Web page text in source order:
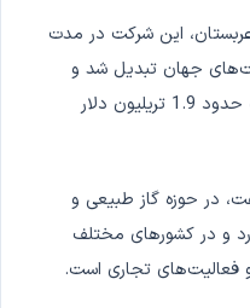
این شرکت در مدت
جهان تبدیل شد و
ارزش بازار آن در زمان عرضه اولیه به حدود 1.9 تریلیون دلار
در حوزه گاز طبیعی و
و در کشورهای مختلف
فعالیت‌های تجاری است.